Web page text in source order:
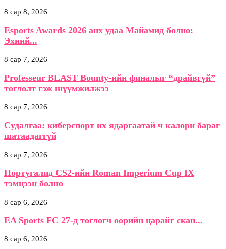
8 сар 8, 2026
Esports Awards 2026 анх удаа Майамид болно:
Эхний...
8 сар 7, 2026
Professeur BLAST Bounty-ийн финалыг “драйвгүй”
тоглолт гэж шүүмжилжээ
8 сар 7, 2026
Судалгаа: киберспорт их ядаргаатай ч калори бараг
шатаадаггүй
8 сар 7, 2026
Португалид CS2-ийн Roman Imperium Cup IX
тэмцээн болно
8 сар 6, 2026
EA Sports FC 27-д тоглогч өөрийн царайг скан...
8 сар 6, 2026